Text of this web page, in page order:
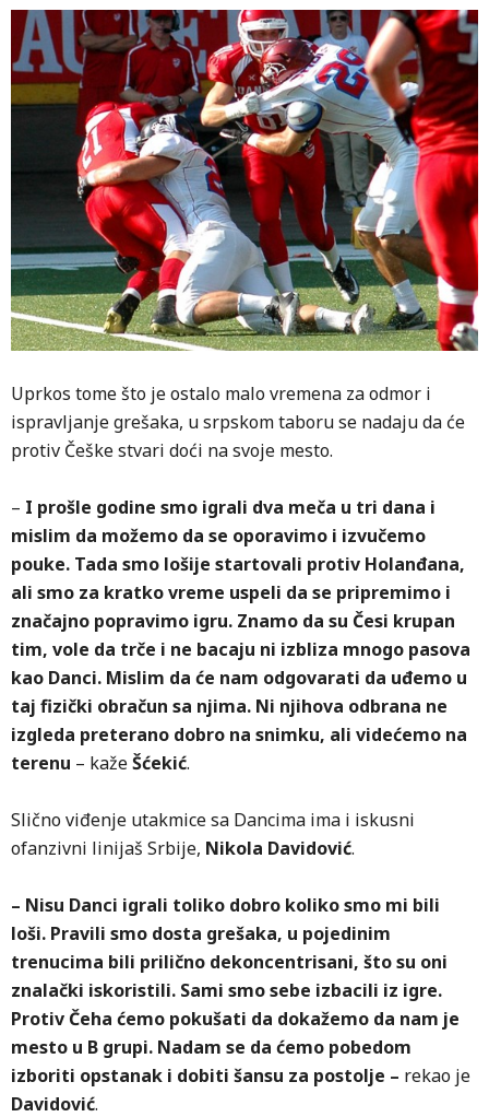
Uprkos tome što je ostalo malo vremena za odmor i
ispravljanje grešaka, u srpskom taboru se nadaju da će
protiv Češke stvari doći na svoje mesto.
– I prošle godine smo igrali dva meča u tri dana i
mislim da možemo da se oporavimo i izvučemo
pouke. Tada smo lošije startovali protiv Holanđana,
ali smo za kratko vreme uspeli da se pripremimo i
značajno popravimo igru. Znamo da su Česi krupan
tim, vole da trče i ne bacaju ni izbliza mnogo pasova
kao Danci. Mislim da će nam odgovarati da uđemo u
taj fizički obračun sa njima. Ni njihova odbrana ne
izgleda preterano dobro na snimku, ali videćemo na
terenu – kažeŠćekić.
Slično viđenje utakmice sa Dancima ima i iskusni
ofanzivni linijaš Srbije, Nikola Davidović.
– Nisu Danci igrali toliko dobro koliko smo mi bili
loši. Pravili smo dosta grešaka, u pojedinim
trenucima bili prilično dekoncentrisani, što su oni
znalački iskoristili. Sami smo sebe izbacili iz igre.
Protiv Čeha ćemo pokušati da dokažemo da nam je
mesto u B grupi. Nadam se da ćemo pobedom
izboriti opstanak i dobiti šansu za postolje – rekao je
Davidović.